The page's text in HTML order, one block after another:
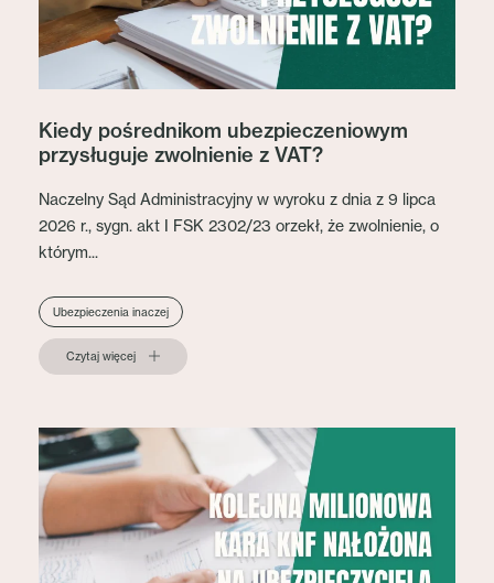
Kiedy pośrednikom ubezpieczeniowym
przysługuje zwolnienie z VAT?
Naczelny Sąd Administracyjny w wyroku z dnia z 9 lipca
2026 r., sygn. akt I FSK 2302/23 orzekł, że zwolnienie, o
którym...
Ubezpieczenia inaczej
Czytaj więcej